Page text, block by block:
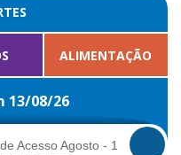
ALIMENTAÇÃO
13/08/26
Acesso Agosto - 1